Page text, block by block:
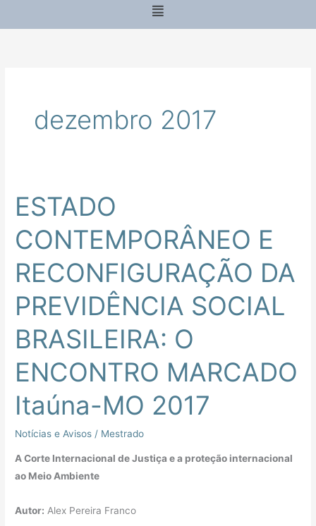
Menu
dezembro 2017
ESTADO
CONTEMPORÂNEO E
RECONFIGURAÇÃO DA
PREVIDÊNCIA SOCIAL
BRASILEIRA: O
ENCONTRO MARCADO
Itaúna-MO 2017
Notícias e Avisos / Mestrado
A Corte Internacional de Justiça e a proteção internacional
ao Meio Ambiente
Autor: Alex Pereira Franco
ESTADO
CONTEMPORÂNEO
E
RECONFIGURAÇÃO
DA
PREVIDÊNCIA
SOCIAL
O
MARCADO
MO
2017